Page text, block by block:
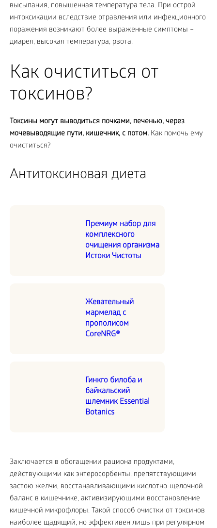
высыпания, повышенная температура тела. При острой
интоксикации вследствие отравления или инфекционного
поражения возникают более выраженные симптомы –
диарея, высокая температура, рвота.
Как очиститься от
токсинов?
Токсины могут выводиться почками, печенью, через
мочевыводящие пути, кишечник, с потом. Как помочь ему
очиститься?
Антитоксиновая диета
Премиум набор для
комплексного
очищения организма
Истоки Чистоты
Жевательный
мармелад с
прополисом
CoreNRG®
Гинкго билоба и
байкальский
шлемник Essential
Botanics
Заключается в обогащении рациона продуктами,
действующими как энтеросорбенты, препятствующими
застою желчи, восстанавливающими кислотно-щелочной
баланс в кишечнике, активизирующими восстановление
кишечной микрофлоры. Такой способ очистки от токсинов
наиболее щадящий, но эффективен лишь при регулярном